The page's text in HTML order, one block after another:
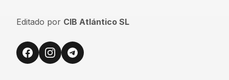
Editado por CIB Atlántico SL